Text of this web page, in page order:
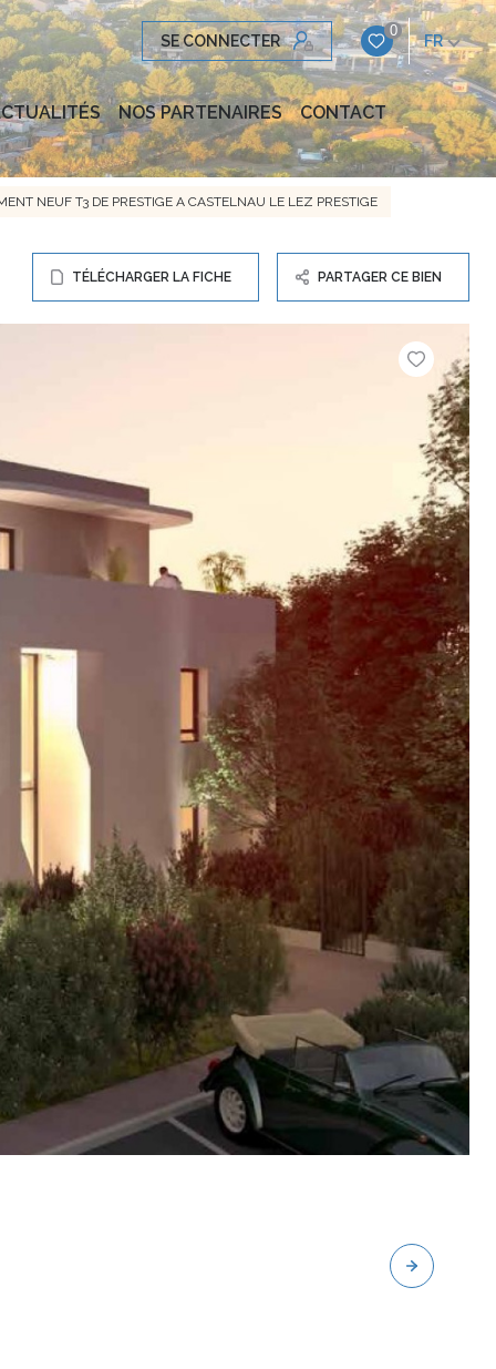
SE CONNECTER
0
FR
NOS PARTENAIRES CONTACT
NEUF T3 DE PRESTIGE A CASTELNAU LE LEZ PRESTIGE
TÉLÉCHARGER LA FICHE PARTAGER CE BIEN